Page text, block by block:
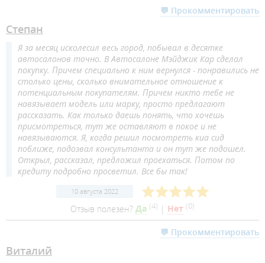
💬 Прокомментировать
Степан
Я за месяц исколесил весь город, побывал в десятке
автосалонов точно. В Автосалоне Мэйджик Кар сделал
покупку. Причем специально к ним вернулся - понравились не
столько цены, сколько внимательное отношение к
потенциальным покупателям. Причем никто тебе не
навязывает модель или марку, просто предлагают
рассказать. Как только даешь понять, что хочешь
присмотреться, тут же оставляют в покое и не
навязываются. Я, когда решил посмотреть киа сид
поближе, подозвал консультанта и он тут же подошел.
Открыл, рассказал, предложил проехаться. Потом по
кредиту подробно просветил. Все бы так!
10 августа 2022
Отзыв полезен? Да (4) | Нет (0)
💬 Прокомментировать
Виталий